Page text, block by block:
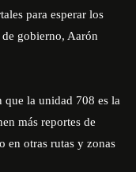
para esperar los
gobierno, Aarón
que la unidad 708 es la
más reportes de
en otras rutas y zonas